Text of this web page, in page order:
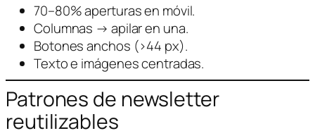
70–80% aperturas en móvil.
Columnas → apilar en una.
Botones anchos (>44 px).
Texto e imágenes centradas.
Patrones de newsletter
reutilizables